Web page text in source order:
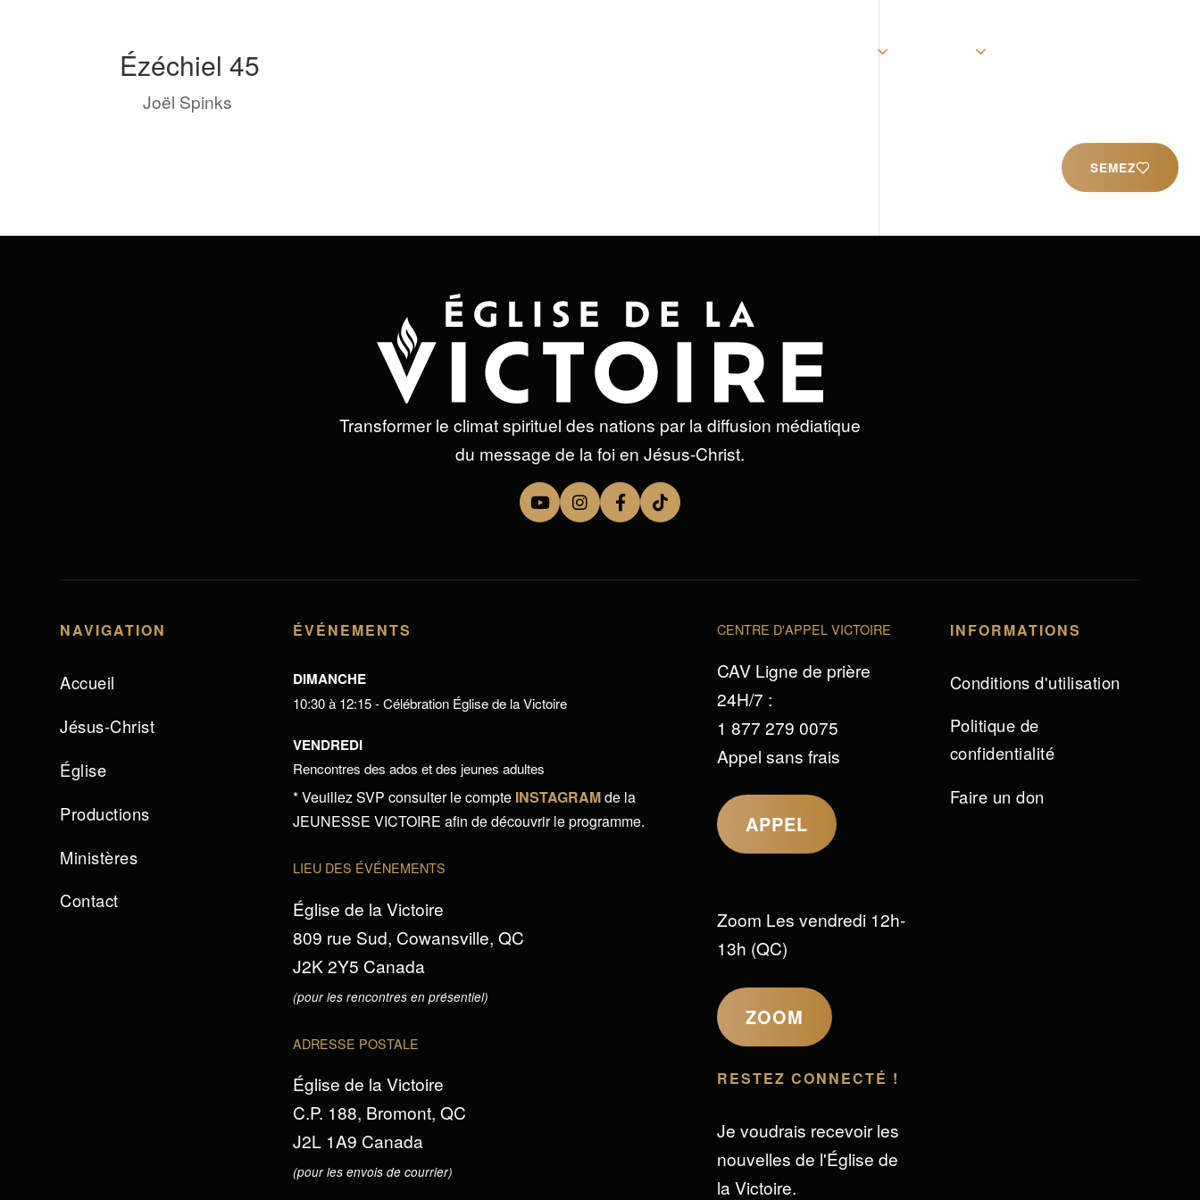
SEMEZ
Ézéchiel 45
byJoël Spinks
Transformer le climat spirituel des nations par la diffusion médiatique
du message de la foi en Jésus-Christ.
NAVIGATION
Accueil
Jésus-Christ
Église
Productions
Ministères
Contact
ÉVÉNEMENTS
DIMANCHE
10:30 à 12:15 - Célébration Église de la Victoire
VENDREDI
Rencontres des ados et des jeunes adultes
* Veuillez SVP consulter le compte INSTAGRAMde la
JEUNESSE VICTOIRE afin de découvrir le programme.
LIEU DES ÉVÉNEMENTS
Église de la Victoire
809 rue Sud, Cowansville, QC
J2K 2Y5 Canada
(pour les rencontres en présentiel)
ADRESSE POSTALE
Église de la Victoire
C.P. 188, Bromont, QC
J2L 1A9 Canada
(pour les envois de courrier)
CENTRE D'APPEL VICTOIRE
CAV Ligne de prière
24H/7 :
1 877 279 0075
Appel sans frais
APPEL
Zoom Les vendredi 12h-
13h (QC)
ZOOM
RESTEZ CONNECTÉ !
Je voudrais recevoir les
nouvelles de l'Église de
la Victoire.
INFORMATIONS
Conditions d'utilisation
Politique de
confidentialité
Faire un don